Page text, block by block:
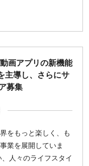
画アプリの新機能
主導し、さらにサ
募集
をもっと楽しく、も
業を展開していま
人々のライフスタイ